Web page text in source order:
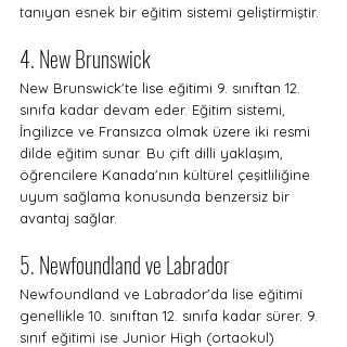
tanıyan esnek bir eğitim sistemi geliştirmiştir.
4. New Brunswick
New Brunswick'te lise eğitimi 9. sınıftan 12.
sınıfa kadar devam eder. Eğitim sistemi,
İngilizce ve Fransızca olmak üzere iki resmi
dilde eğitim sunar. Bu çift dilli yaklaşım,
öğrencilere Kanada'nın kültürel çeşitliliğine
uyum sağlama konusunda benzersiz bir
avantaj sağlar.
5. Newfoundland ve Labrador
Newfoundland ve Labrador'da lise eğitimi
genellikle 10. sınıftan 12. sınıfa kadar sürer. 9.
sınıf eğitimi ise Junior High (ortaokul)